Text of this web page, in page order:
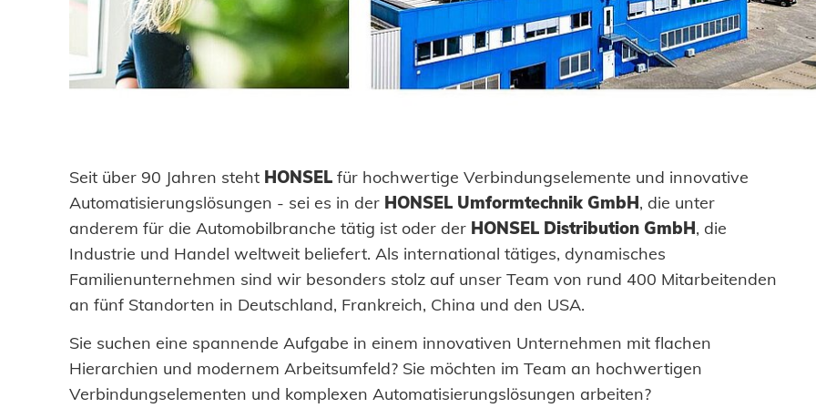
Stanzelemente
Coils
Achsenklemmen
Industrieniete
Sonderteile
Historie
Menschen + Werte
Nachhaltigkeit
Logistik
Lieferbereitschaft
Maritim
DOWNLOADS
KARRIERE
Suche
Ansprechpartner
Impressum
Seit über 90 Jahren steht HONSEL für hochwertige Verbindungselemente und innovative
Automatisierungslösungen - sei es in der HONSEL Umformtechnik GmbH, die unter
anderem für die Automobilbranche tätig ist oder der HONSEL Distribution GmbH, die
Industrie und Handel weltweit beliefert. Als international tätiges, dynamisches
Familienunternehmen sind wir besonders stolz auf unser Team von rund 400 Mitarbeitenden
an fünf Standorten in Deutschland, Frankreich, China und den USA.
Sie suchen eine spannende Aufgabe in einem innovativen Unternehmen mit flachen
Hierarchien und modernem Arbeitsumfeld? Sie möchten im Team an hochwertigen
Verbindungselementen und komplexen Automatisierungslösungen arbeiten?